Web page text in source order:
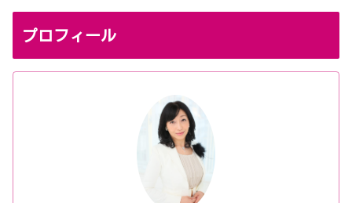
プロフィール